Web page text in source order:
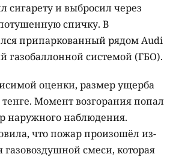
и выбросил через
спичку. В
припаркованный рядом Audi
газобаллонной системой (ГБО).
оценки, размер ущерба
Момент возгорания попал
наружного наблюдения.
что пожар произошёл из-
смеси, которая